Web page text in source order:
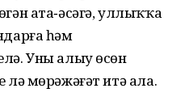
ата‑әсәгә, уллыҡҡа
һәм
Уны алыу өсөн
мөрәжәғәт итә ала.